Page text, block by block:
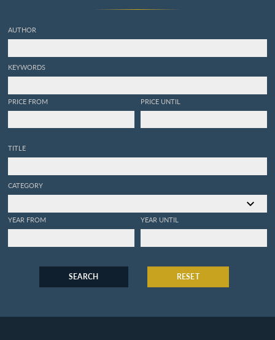
AUTHOR
KEYWORDS
PRICE FROM PRICE UNTIL
TITLE
CATEGORY
YEAR FROM YEAR UNTIL
SEARCH RESET